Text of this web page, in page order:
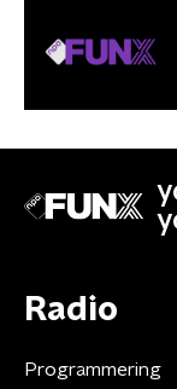
Radio
Programmering